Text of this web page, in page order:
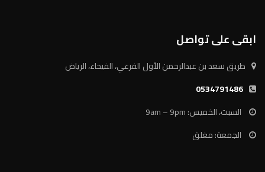
ابقى على تواصل
طريق سعد بن عبدالرحمن الأول الفرعي، الفيحاء، الرياض
0534791486
السبت، الخميس: 9am – 9pm
الجمعة: مغلق